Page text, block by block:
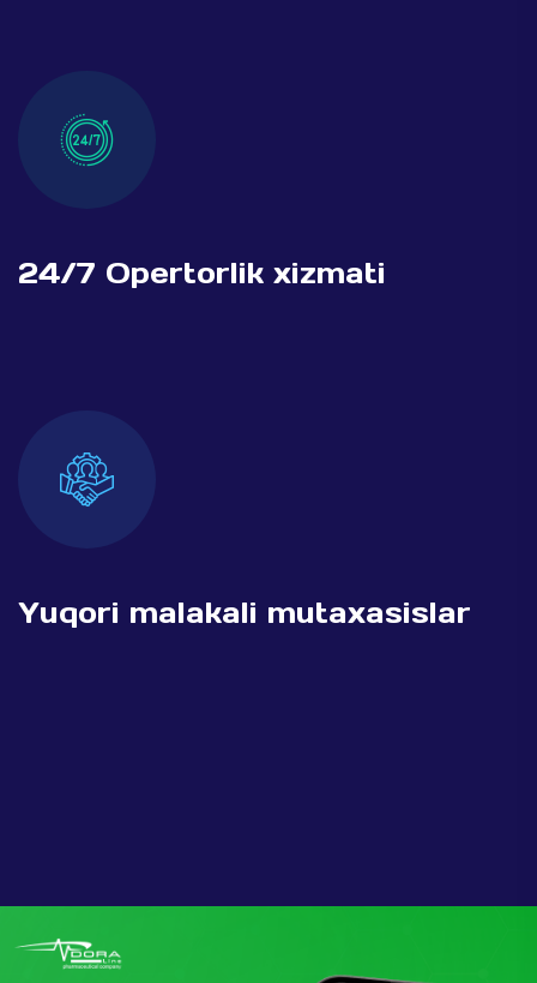
24/7 Opertorlik xizmati
Yuqori malakali mutaxasislar